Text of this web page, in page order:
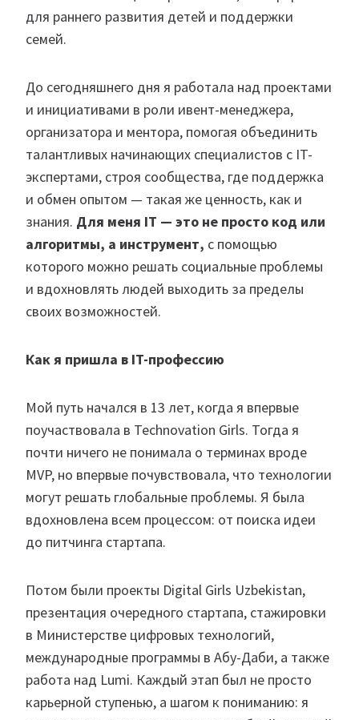
для раннего развития детей и поддержки
семей.
До сегодняшнего дня я работала над проектами
и инициативами в роли ивент-менеджера,
организатора и ментора, помогая объединить
талантливых начинающих специалистов с IT-
экспертами, строя сообщества, где поддержка
и обмен опытом — такая же ценность, как и
знания. Для меня IT — это не просто код или
алгоритмы, а инструмент, с помощью
которого можно решать социальные проблемы
и вдохновлять людей выходить за пределы
своих возможностей.
Как я пришла в IT-профессию
Мой путь начался в 13 лет, когда я впервые
поучаствовала в Technovation Girls. Тогда я
почти ничего не понимала о терминах вроде
MVP, но впервые почувствовала, что технологии
могут решать глобальные проблемы. Я была
вдохновлена всем процессом: от поиска идеи
до питчинга стартапа.
Потом были проекты Digital Girls Uzbekistan,
презентация очередного стартапа, стажировки
в Министерстве цифровых технологий,
международные программы в Абу-Даби, а также
работа над Lumi. Каждый этап был не просто
карьерной ступенью, а шагом к пониманию: я